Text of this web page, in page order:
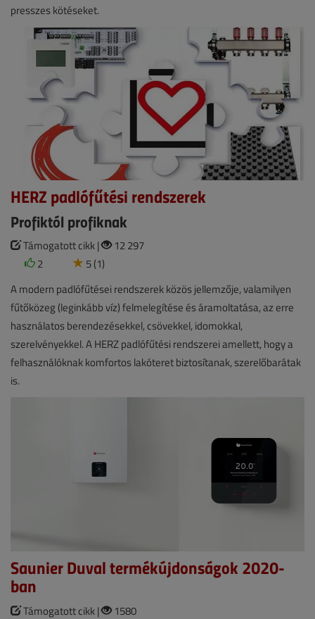
presszes kötéseket.
HERZ padlófűtési rendszerek
Profiktól profiknak
Támogatott cikk |
12 297
2
5 (1)
A modern padlófűtései rendszerek közös jellemzője, valamilyen
fűtőközeg (leginkább víz) felmelegítése és áramoltatása, az erre
használatos berendezésekkel, csövekkel, idomokkal,
szerelvényekkel. A HERZ padlófűtési rendszerei amellett, hogy a
felhasználóknak komfortos lakóteret biztosítanak, szerelőbarátak
is.
Saunier Duval termékújdonságok 2020-
ban
Támogatott cikk |
1580